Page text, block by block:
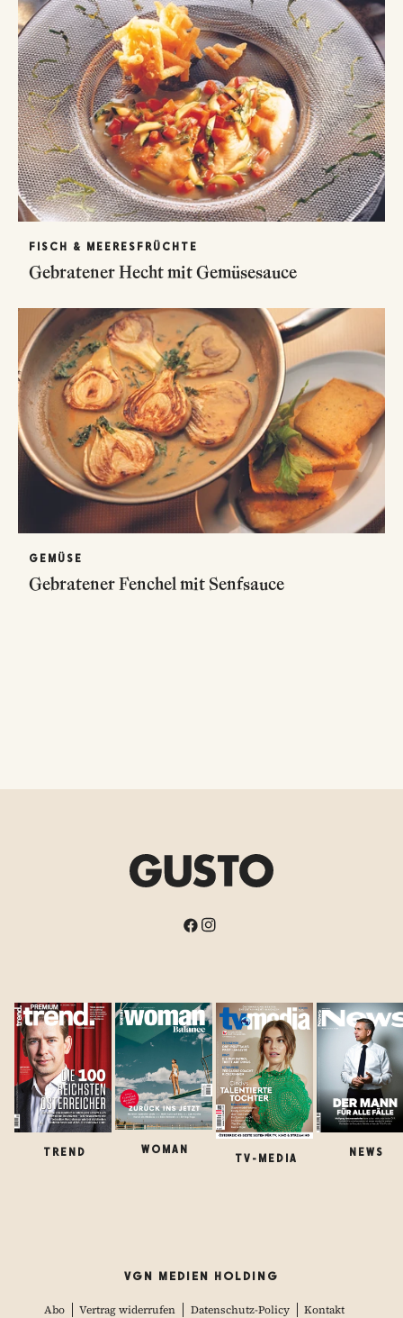
FISCH & MEERESFRÜCHTE
Gebratener Hecht mit Gemüsesauce
GEMÜSE
Gebratener Fenchel mit Senfsauce
TREND WOMAN
TV-MEDIA
NEWS
VGN MEDIEN HOLDING
Abo Vertrag widerrufen Datenschutz-Policy Kontakt